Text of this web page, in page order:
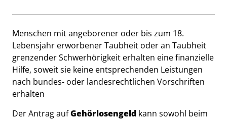
Beschreibung
Menschen mit angeborener oder bis zum 18.
Lebensjahr erworbener Taubheit oder an Taubheit
grenzender Schwerhörigkeit erhalten eine finanzielle
Hilfe, soweit sie keine entsprechenden Leistungen
nach bundes- oder landesrechtlichen Vorschriften
erhalten
Der Antrag aufGehörlosengeld kann sowohl beim